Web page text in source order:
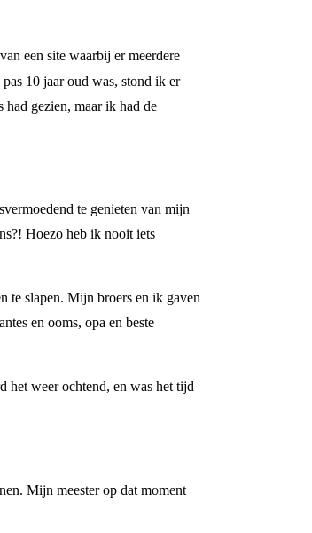
een site waarbij er meerdere
10 jaar oud was, stond ik er
gezien, maar ik had de
te genieten van mijn
Hoezo heb ik nooit iets
te slapen. Mijn broers en ik gaven
en ooms, opa en beste
het weer ochtend, en was het tijd
Mijn meester op dat moment